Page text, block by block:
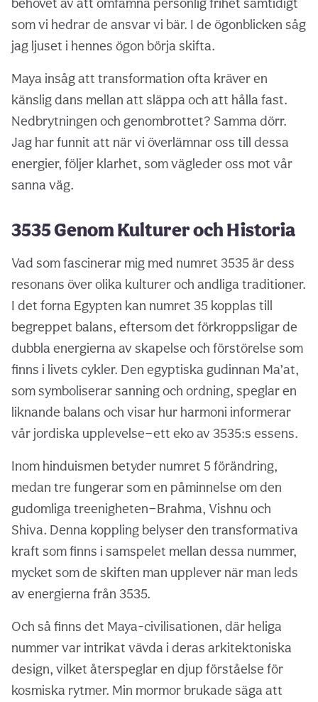
som vi hedrar de ansvar vi bär. I de ögonblicken såg
jag ljuset i hennes ögon börja skifta.
Maya insåg att transformation ofta kräver en
känslig dans mellan att släppa och att hålla fast.
Nedbrytningen och genombrottet? Samma dörr.
Jag har funnit att när vi överlämnar oss till dessa
energier, följer klarhet, som vägleder oss mot vår
sanna väg.
3535 Genom Kulturer och Historia
Vad som fascinerar mig med numret 3535 är dess
resonans över olika kulturer och andliga traditioner.
I det forna Egypten kan numret 35 kopplas till
begreppet balans, eftersom det förkroppsligar de
dubbla energierna av skapelse och förstörelse som
finns i livets cykler. Den egyptiska gudinnan Ma’at,
som symboliserar sanning och ordning, speglar en
liknande balans och visar hur harmoni informerar
vår jordiska upplevelse—ett eko av 3535:s essens.
Inom hinduismen betyder numret 5 förändring,
medan tre fungerar som en påminnelse om den
gudomliga treenigheten—Brahma, Vishnu och
Shiva. Denna koppling belyser den transformativa
kraft som finns i samspelet mellan dessa nummer,
mycket som de skiften man upplever när man leds
av energierna från 3535.
Och så finns det Maya-civilisationen, där heliga
nummer var intrikat vävda i deras arkitektoniska
design, vilket återspeglar en djup förståelse för
kosmiska rytmer. Min mormor brukade säga att